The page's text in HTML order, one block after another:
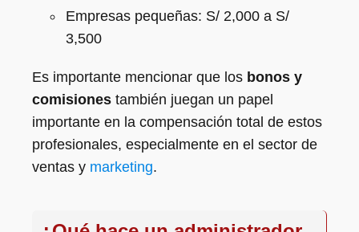
Empresas pequeñas: S/ 2,000 a S/
3,500
Es importante mencionar que los bonos y
comisiones también juegan un papel
importante en la compensación total de estos
profesionales, especialmente en el sector de
ventas y marketing.